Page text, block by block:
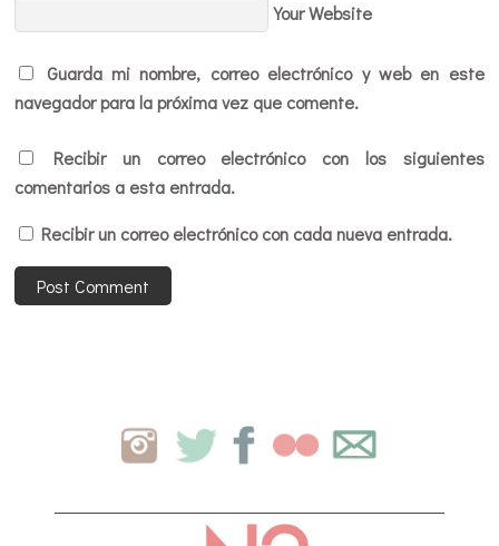
Your Website
Guarda mi nombre, correo electrónico y web en este
navegador para la próxima vez que comente.
Recibir un correo electrónico con los siguientes
comentarios a esta entrada.
Recibir un correo electrónico con cada nueva entrada.